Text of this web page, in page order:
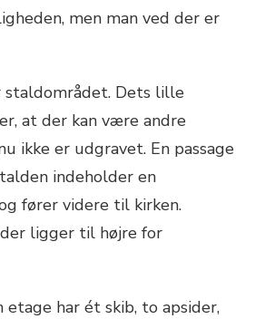
men man ved der er
staldområdet. Dets lille
at der kan være andre
ikke er udgravet. En passage
indeholder en
fører videre til kirken.
ligger til højre for
etage har ét skib, to apsider,